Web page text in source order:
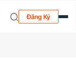
Đăng Ký